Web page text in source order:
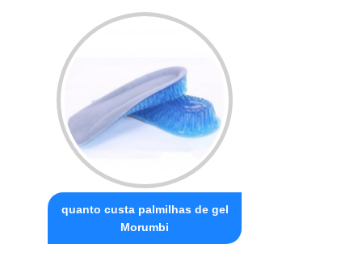
quanto custa palmilhas de gel
Morumbi